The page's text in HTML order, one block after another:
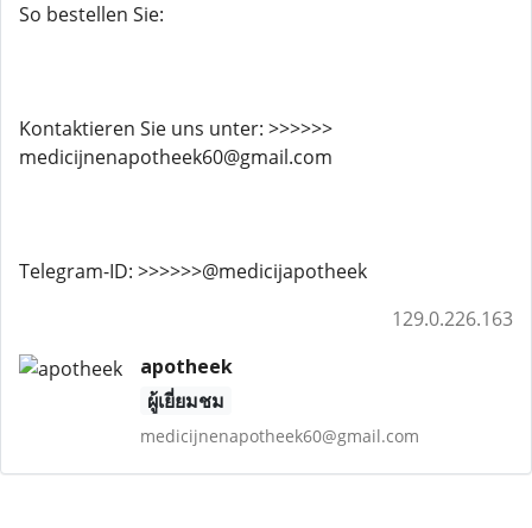
So bestellen Sie:
Kontaktieren Sie uns unter: >>>>>>
medicijnenapotheek60@gmail.com
Telegram-ID: >>>>>>@medicijapotheek
129.0.226.163
apotheek
ผู้เยี่ยมชม
medicijnenapotheek60@gmail.com